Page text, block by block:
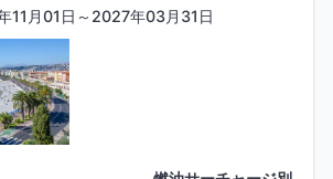
11月01日～2027年03月31日